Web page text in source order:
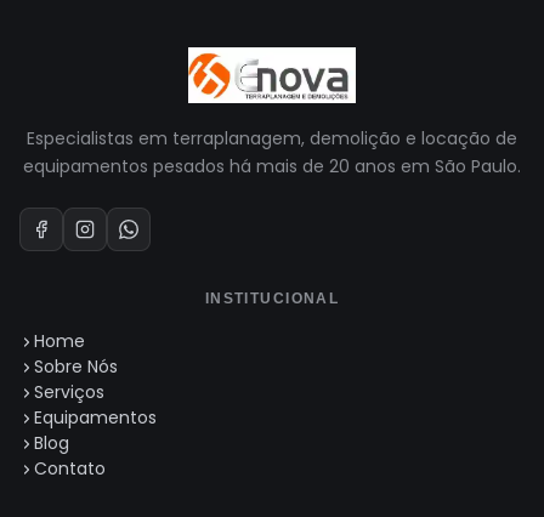
Especialistas em terraplanagem, demolição e locação de
equipamentos pesados há mais de 20 anos em São Paulo.
INSTITUCIONAL
Home
Sobre Nós
Serviços
Equipamentos
Blog
Contato